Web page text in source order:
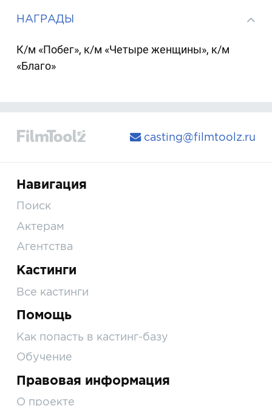
НАГРАДЫ
К/м «Побег», к/м «Четыре женщины», к/м
«Благо»
casting@filmtoolz.ru
Навигация
Поиск
Актерам
Агентства
Кастинги
Все кастинги
Помощь
Как попасть в кастинг-базу
Обучение
Правовая информация
О проекте